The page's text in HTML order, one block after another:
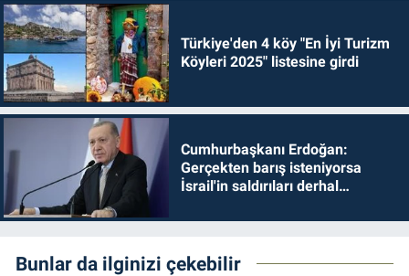
Türkiye'den 4 köy "En İyi Turizm
Köyleri 2025" listesine girdi
Cumhurbaşkanı Erdoğan:
Gerçekten barış isteniyorsa
İsrail'in saldırıları derhal
Bunlar da ilginizi çekebilir